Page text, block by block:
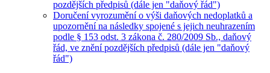
pozdějších předpisů (dále jen "daňový řád")
Doručení vyrozumění o výši daňových nedoplatků a
upozornění na následky spojené s jejich neuhrazením
podle § 153 odst. 3 zákona č. 280/2009 Sb., daňový
řád, ve znění pozdějších předpisů (dále jen "daňový
řád")